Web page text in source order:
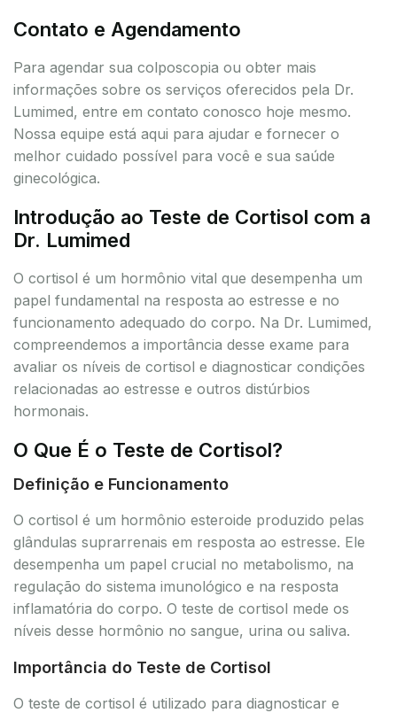
Contato e Agendamento
Para agendar sua colposcopia ou obter mais
informações sobre os serviços oferecidos pela Dr.
Lumimed, entre em contato conosco hoje mesmo.
Nossa equipe está aqui para ajudar e fornecer o
melhor cuidado possível para você e sua saúde
ginecológica.
Introdução ao Teste de Cortisol com a
Dr. Lumimed
O cortisol é um hormônio vital que desempenha um
papel fundamental na resposta ao estresse e no
funcionamento adequado do corpo. Na Dr. Lumimed,
compreendemos a importância desse exame para
avaliar os níveis de cortisol e diagnosticar condições
relacionadas ao estresse e outros distúrbios
hormonais.
O Que É o Teste de Cortisol?
Definição e Funcionamento
O cortisol é um hormônio esteroide produzido pelas
glândulas suprarrenais em resposta ao estresse. Ele
desempenha um papel crucial no metabolismo, na
regulação do sistema imunológico e na resposta
inflamatória do corpo. O teste de cortisol mede os
níveis desse hormônio no sangue, urina ou saliva.
Importância do Teste de Cortisol
O teste de cortisol é utilizado para diagnosticar e